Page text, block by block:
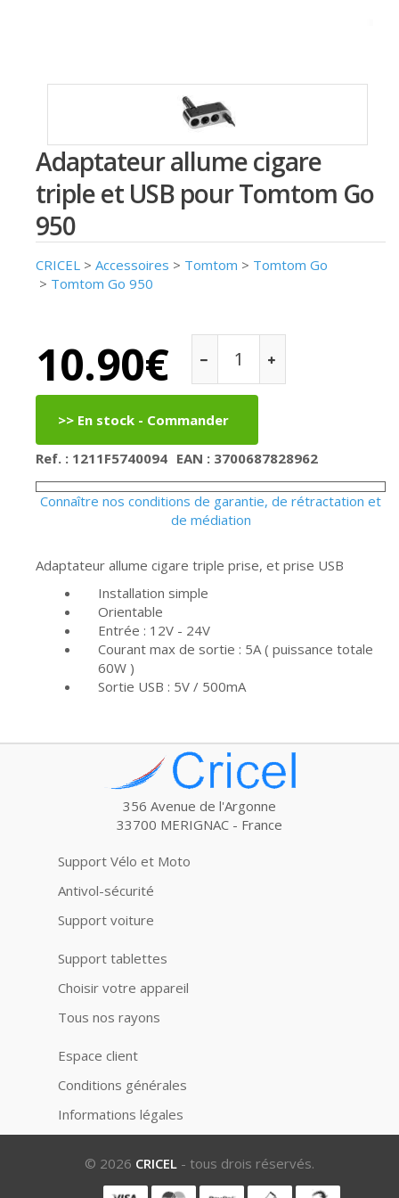
Adaptateur allume cigare
triple et USB pour Tomtom Go
950
CRICEL > Accessoires > Tomtom > Tomtom Go
> Tomtom Go 950
10.90€
Ref. : 1211F5740094 EAN : 3700687828962
Connaître nos conditions de garantie, de rétractation et
de médiation
Adaptateur allume cigare triple prise, et prise USB
Installation simple
Orientable
Entrée : 12V - 24V
Courant max de sortie : 5A ( puissance totale
60W )
Sortie USB : 5V / 500mA
356 Avenue de l'Argonne
33700 MERIGNAC - France
Support Vélo et Moto
Antivol-sécurité
Support voiture
Support tablettes
Choisir votre appareil
Tous nos rayons
Espace client
Conditions générales
Informations légales
© 2026 CRICEL - tous drois réservés.